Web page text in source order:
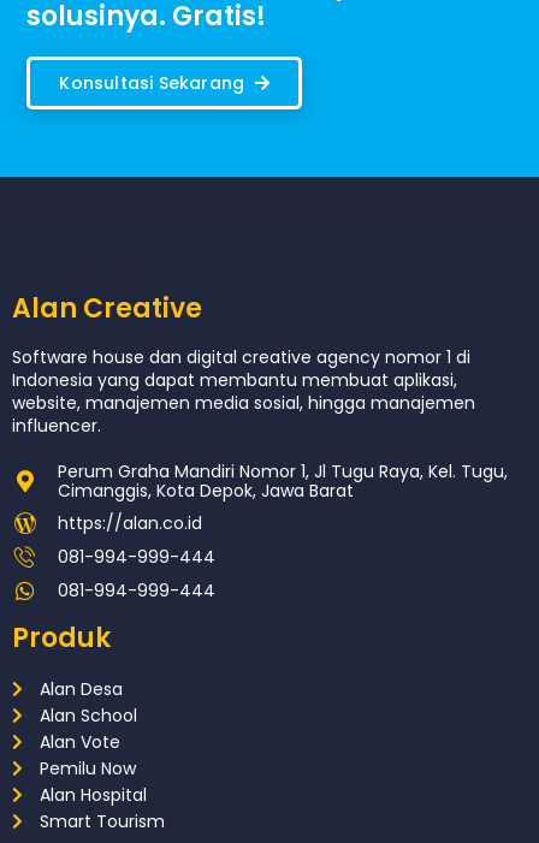
solusinya. Gratis!
Konsultasi Sekarang
Alan Creative
Software house dan digital creative agency nomor 1 di
Indonesia yang dapat membantu membuat aplikasi,
website, manajemen media sosial, hingga manajemen
influencer.
Perum Graha Mandiri Nomor 1, Jl Tugu Raya, Kel. Tugu,
Cimanggis, Kota Depok, Jawa Barat
https://alan.co.id
081-994-999-444
081-994-999-444
Produk
Alan Desa
Alan School
Alan Vote
Pemilu Now
Alan Hospital
Smart Tourism